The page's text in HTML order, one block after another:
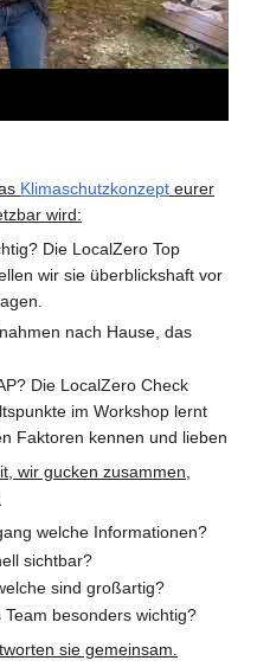
Klimaschutzkonzept eurer
wird:
Die LocalZero Top
wir sie überblickshaft vor
nach Hause, das
Die LocalZero Check
im Workshop lernt
Faktoren kennen und lieben
wir gucken zusammen,
welche Informationen?
sichtbar?
sind großartig?
besonders wichtig?
sie gemeinsam.